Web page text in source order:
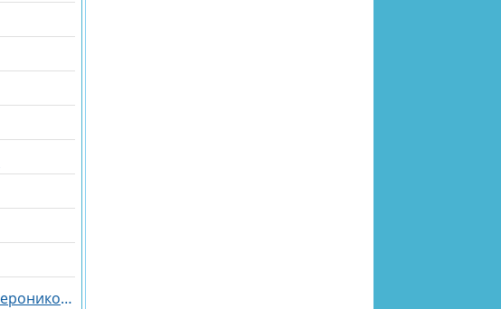
Егор Мельников отправился домой уговаривать родителей на знакомство с Вероникой Гракович